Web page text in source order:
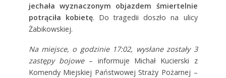
jechała wyznaczonym objazdem śmiertelnie
potrąciła kobietę. Do tragedii doszło na ulicy
Żabikowskiej.
Na miejsce, o godzinie 17:02, wysłane zostały 3
zastępy bojowe– informuje Michał Kucierski z
Komendy Miejskiej Państwowej Straży Pożarnej –